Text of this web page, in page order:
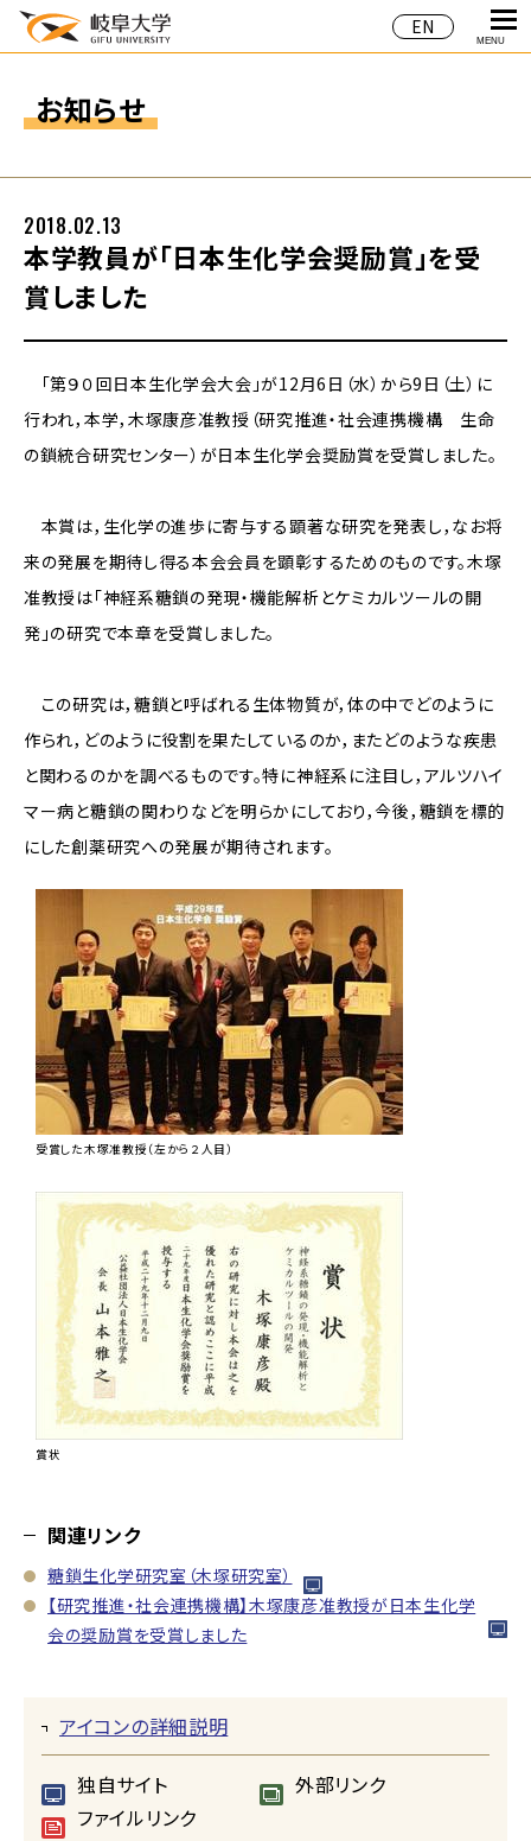
EN
MENU
お知らせ
本学教員が「日本生化学会奨励賞」を受
賞しました
2018.02.13
「第９０回日本生化学会大会」が12月6日（水）から9日（土）に
行われ，本学，木塚康彦准教授（研究推進・社会連携機構 生命
の鎖統合研究センター）が日本生化学会奨励賞を受賞しました。
本賞は，生化学の進歩に寄与する顕著な研究を発表し，なお将
来の発展を期待し得る本会会員を顕彰するためのものです。木塚
准教授は「神経系糖鎖の発現・機能解析とケミカルツールの開
発」の研究で本章を受賞しました。
この研究は，糖鎖と呼ばれる生体物質が，体の中でどのように
作られ，どのように役割を果たしているのか，またどのような疾患
と関わるのかを調べるものです。特に神経系に注目し，アルツハイ
マー病と糖鎖の関わりなどを明らかにしており，今後，糖鎖を標的
にした創薬研究への発展が期待されます。
受賞した木塚准教授（左から２人目）
賞状
関連リンク
糖鎖生化学研究室（木塚研究室）
【研究推進・社会連携機構】木塚康彦准教授が日本生化学
会の奨励賞を受賞しました
アイコンの詳細説明
独自サイト
外部リンク
ファイルリンク